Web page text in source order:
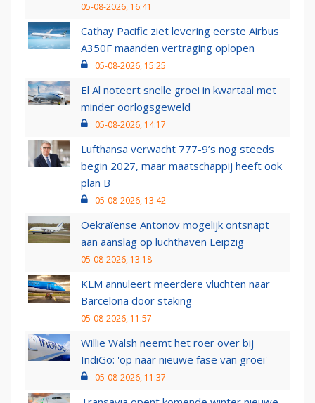
05-08-2026, 16:41
Cathay Pacific ziet levering eerste Airbus
A350F maanden vertraging oplopen
05-08-2026, 15:25
El Al noteert snelle groei in kwartaal met
minder oorlogsgeweld
05-08-2026, 14:17
Lufthansa verwacht 777-9’s nog steeds
begin 2027, maar maatschappij heeft ook
plan B
05-08-2026, 13:42
Oekraïense Antonov mogelijk ontsnapt
aan aanslag op luchthaven Leipzig
05-08-2026, 13:18
KLM annuleert meerdere vluchten naar
Barcelona door staking
05-08-2026, 11:57
Willie Walsh neemt het roer over bij
IndiGo: 'op naar nieuwe fase van groei'
05-08-2026, 11:37